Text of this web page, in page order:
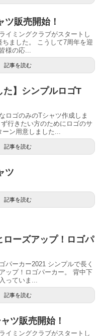
ツ販売開始！
イミングクラブがスタートし
ました。 こうして7周年を迎
様の応...
記事を読む
た】シンプルロゴT
ロゴのみのTシャツ作成しま
行きたい方のためにロゴのサ
ーン用意しました...
記事を読む
ツ
記事を読む
ローズアップ！ロゴパ
パーカー2021 シンプルで長く
ップ！ロゴパーカー。 背中下
っていま...
記事を読む
ツ販売開始！
イミングクラブがスタートし